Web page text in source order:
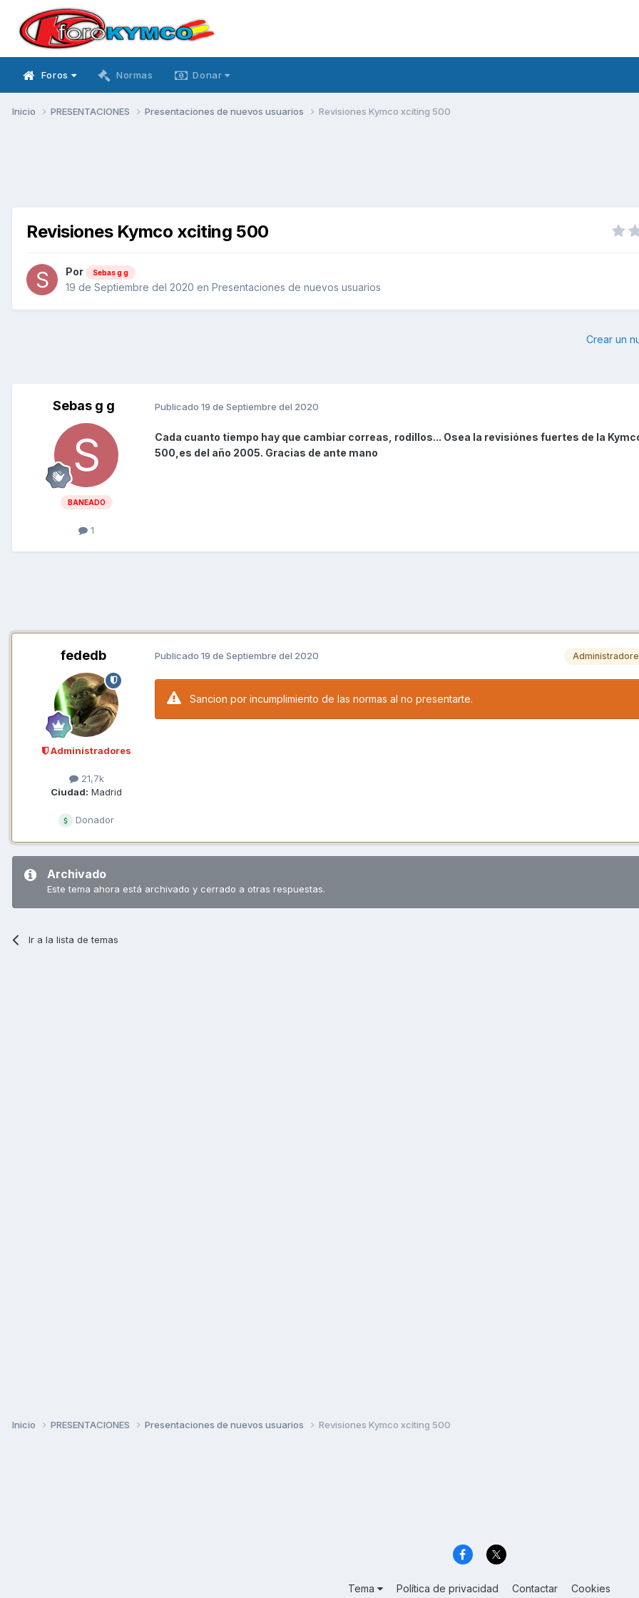
Foros Normas Donar
Inicio PRESENTACIONES Presentaciones de nuevos usuarios Revisiones Kymco xciting 500
Revisiones Kymco xciting 500
Por Sebas g g
19 de Septiembre del 2020 en Presentaciones de nuevos usuarios
Crear un
Sebas g g
BANEADO
1
Publicado 19 de Septiembre del 2020
Cada cuanto tiempo hay que cambiar correas, rodillos... Osea la revisiónes fuertes de la
500,es del año 2005. Gracias de ante mano
fededb
Administradores
21,7k
Ciudad: Madrid
Donador
Publicado 19 de Septiembre del 2020
Sancion por incumplimiento de las normas al no presentarte.
Archivado
Este tema ahora está archivado y cerrado a otras respuestas.
Ir a la lista de temas
Inicio PRESENTACIONES Presentaciones de nuevos usuarios Revisiones Kymco xciting 500
Tema Política de privacidad Contactar Cookies